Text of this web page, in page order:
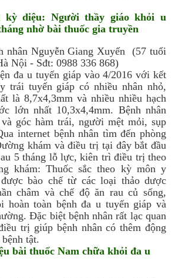
kỳ diệu: Người thầy giáo khỏi u
nhờ bài thuốc gia truyền
nhân Nguyễn Giang Xuyến (57 tuổi
Nội - Sđt: 0988 336 868)
đa u tuyến giáp vào 4/2016 với kết
trái tuyến giáp có nhiều nhân nhỏ,
là 8,7x4,3mm và nhiều nhiều hạch
lớn nhất 10,3x4,4mm. Bệnh nhân
góc hàm trái, người mệt mỏi, sụp
internet bệnh nhân tìm đến phòng
khám và điều trị tại đây bắt đầu
5 tháng lỗ lực, kiên trì điều trị theo
khám: Thuốc sắc theo kỳ môn y
bào chế từ các loại thảo dược
châm và chế độ ăn rau củ sống,
hoàn toàn bệnh đa u tuyến giáp và
Đặc biệt bệnh nhân rất lạc quan
trị giúp bệnh nhân có thêm động
tật.
bài thuốc Nam chữa khỏi đa u